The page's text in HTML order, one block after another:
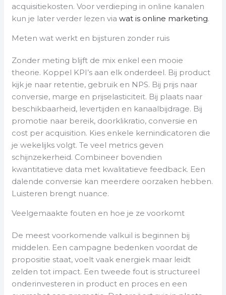
acquisitiekosten. Voor verdieping in online kanalen
kun je later verder lezen viawat is online marketing.
Meten wat werkt en bijsturen zonder ruis
Zonder meting blijft de mix enkel een mooie
theorie. Koppel KPI’s aan elk onderdeel. Bij product
kijk je naar retentie, gebruik en NPS. Bij prijs naar
conversie, marge en prijselasticiteit. Bij plaats naar
beschikbaarheid, levertijden en kanaalbijdrage. Bij
promotie naar bereik, doorklikratio, conversie en
cost per acquisition. Kies enkele kernindicatoren die
je wekelijks volgt. Te veel metrics geven
schijnzekerheid. Combineer bovendien
kwantitatieve data met kwalitatieve feedback. Een
dalende conversie kan meerdere oorzaken hebben.
Luisteren brengt nuance.
Veelgemaakte fouten en hoe je ze voorkomt
De meest voorkomende valkuil is beginnen bij
middelen. Een campagne bedenken voordat de
propositie staat, voelt vaak energiek maar leidt
zelden tot impact. Een tweede fout is structureel
onderinvesteren in product en proces en een